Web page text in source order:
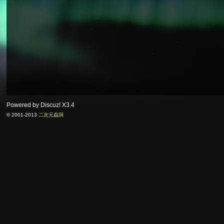
Powered by Discuz!X3.4
© 2001-2013 二次元蟲洞